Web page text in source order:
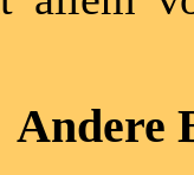
Andere